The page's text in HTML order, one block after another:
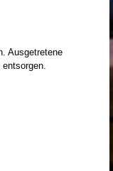
Ausgetretene